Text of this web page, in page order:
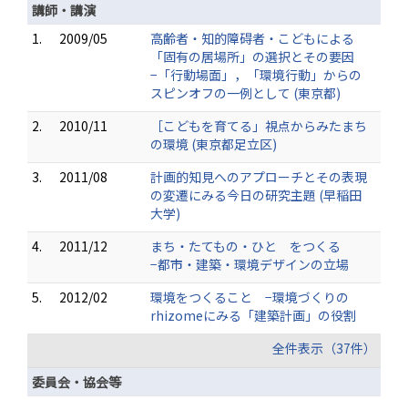
講師・講演
1.
2009/05
高齢者・知的障碍者・こどもによる
「固有の居場所」の選択とその要因
−「行動場面」，「環境行動」からの
スピンオフの一例として (東京都)
2.
2010/11
［こどもを育てる」視点からみたまち
の環境 (東京都足立区)
3.
2011/08
計画的知見へのアプローチとその表現
の変遷にみる今日の研究主題 (早稲田
大学)
4.
2011/12
まち・たてもの・ひと をつくる
−都市・建築・環境デザインの立場
5.
2012/02
環境をつくること −環境づくりの
rhizomeにみる「建築計画」の役割
全件表示（37件）
委員会・協会等